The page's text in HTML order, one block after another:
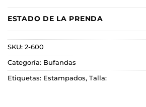
ESTADO DE LA PRENDA
SKU: 2-600
Categoría: Bufandas
Etiquetas: Estampados, Talla: